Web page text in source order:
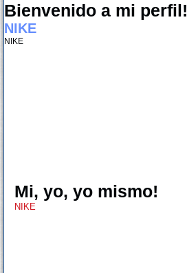
Bienvenido a mi perfil!
NIKE
NIKE
Mi, yo, yo mismo!
NIKE